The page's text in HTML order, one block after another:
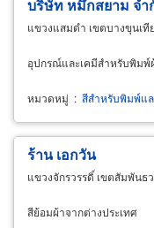
บริษัท หมึกสยาม จำ
แขวงแสมดำ เขตบางขุนเที
อุปกรณ์และเคมีสำหรับพิมพ์
หมวดหมู่ : สีสำหรับพิมพ์แ
ร้าน เอกวัน
แขวงจักรวรรดิ์ เขตสัมพันธ
สีย้อมผ้าจากต่างประเทศ